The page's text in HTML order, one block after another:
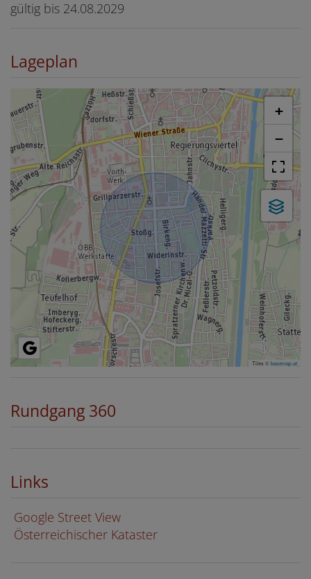
gültig bis 24.08.2029
Lageplan
+
−
Tiles ©basemap.at
Rundgang 360
Links
Google Street View
Österreichischer Kataster